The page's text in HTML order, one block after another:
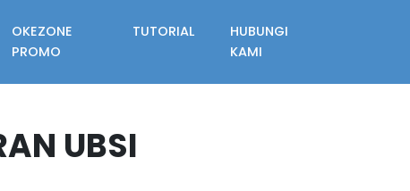
OKEZONE
PROMO
TUTORIAL
HUBUNGI
KAMI
UBSI